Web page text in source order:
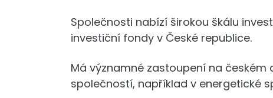
Společnosti nabízí širokou škálu
investiční fondy v České republice.
Má významné zastoupení na
společností, například v energetické